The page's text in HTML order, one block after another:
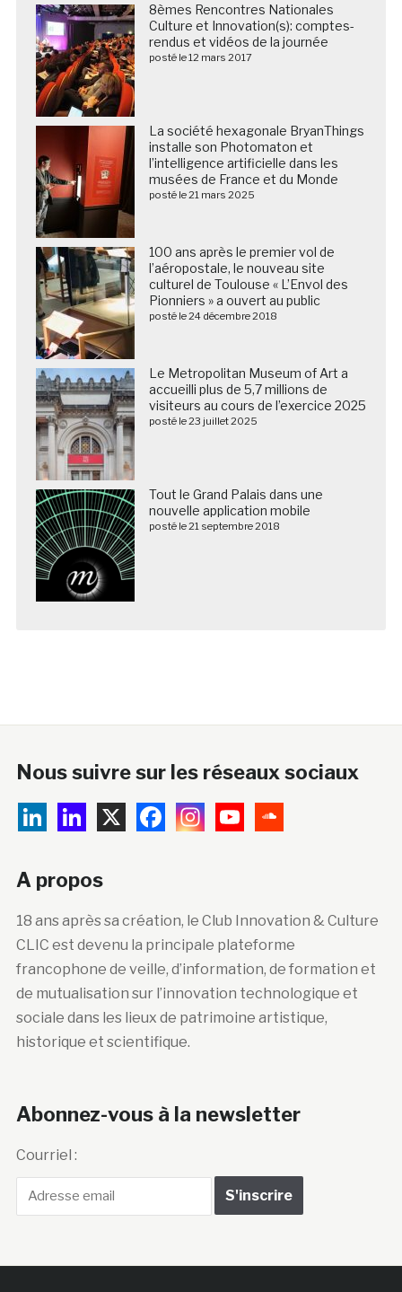
8èmes Rencontres Nationales
Culture et Innovation(s): comptes-
rendus et vidéos de la journée
posté le 12 mars 2017
La société hexagonale BryanThings
installe son Photomaton et
l’intelligence artificielle dans les
musées de France et du Monde
posté le 21 mars 2025
100 ans après le premier vol de
l’aéropostale, le nouveau site
culturel de Toulouse « L’Envol des
Pionniers » a ouvert au public
posté le 24 décembre 2018
Le Metropolitan Museum of Art a
accueilli plus de 5,7 millions de
visiteurs au cours de l’exercice 2025
posté le 23 juillet 2025
Tout le Grand Palais dans une
nouvelle application mobile
posté le 21 septembre 2018
Nous suivre sur les réseaux sociaux
A propos
18 ans après sa création, le Club Innovation & Culture
CLIC est devenu la principale plateforme
francophone de veille, d’information, de formation et
de mutualisation sur l’innovation technologique et
sociale dans les lieux de patrimoine artistique,
historique et scientifique.
Abonnez-vous à la newsletter
Courriel :